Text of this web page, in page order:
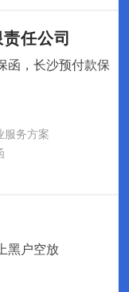
任公司
函，长沙预付款保
服务方案
黑户空放